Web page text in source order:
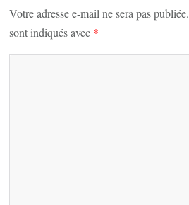
Votre adresse e-mail ne sera pas publiée.
sont indiqués avec *